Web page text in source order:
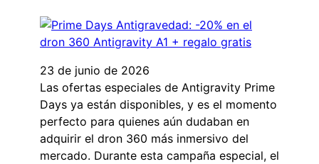
23 de junio de 2026
Las ofertas especiales de Antigravity Prime
Days ya están disponibles, y es el momento
perfecto para quienes aún dudaban en
adquirir el dron 360 más inmersivo del
mercado. Durante esta campaña especial, el